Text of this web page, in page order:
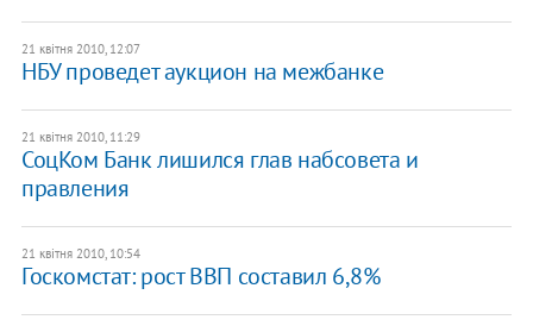
21 квітня 2010, 12:07
НБУ проведет аукцион на межбанке
21 квітня 2010, 11:29
СоцКом Банк лишился глав набсовета и
правления
21 квітня 2010, 10:54
Госкомстат: рост ВВП составил 6,8%